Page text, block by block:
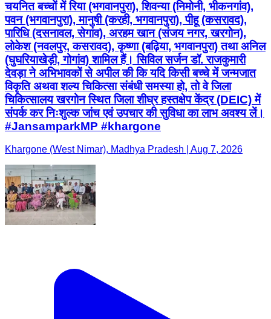
चयनित बच्चों में रिया (भगवानपुरा), शिवन्या (निमोनी, भीकनगांव),
पवन (भगवानपुरा), मानुषी (करही, भगवानपुरा), पीहू (कसरावद),
पारिधि (दसनावल, सेगांव), अरहम खान (संजय नगर, खरगोन),
लोकेश (नवलपुर, कसरावद), कृष्णा (बढ़िया, भगवानपुरा) तथा अनिल
(घुघरियाखेड़ी, गोगांव) शामिल हैं। सिविल सर्जन डॉ. राजकुमारी
देवड़ा ने अभिभावकों से अपील की कि यदि किसी बच्चे में जन्मजात
विकृति अथवा शल्य चिकित्सा संबंधी समस्या हो, तो वे जिला
चिकित्सालय खरगोन स्थित जिला शीघ्र हस्तक्षेप केंद्र (DEIC) में
संपर्क कर निःशुल्क जांच एवं उपचार की सुविधा का लाभ अवश्य लें।
#JansamparkMP #khargone
Khargone (West Nimar), Madhya Pradesh | Aug 7, 2026